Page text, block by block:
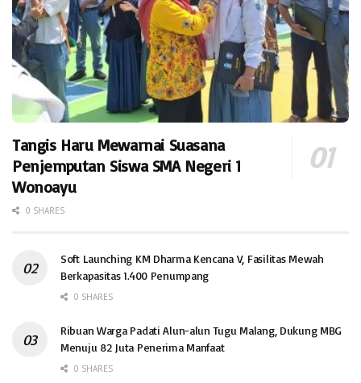
Tangis Haru Mewarnai Suasana
Penjemputan Siswa SMA Negeri 1
Wonoayu
0 SHARES
Soft Launching KM Dharma Kencana V, Fasilitas Mewah
Berkapasitas 1.400 Penumpang
0 SHARES
Ribuan Warga Padati Alun-alun Tugu Malang, Dukung MBG
Menuju 82 Juta Penerima Manfaat
0 SHARES